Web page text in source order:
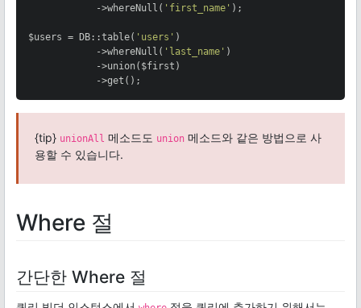
            ->whereNull(
'first_name' );
$users = DB::table( 'users' )
            ->whereNull(
'last_name' )
            ->union($first)
            ->get();
{tip} unionAll 메소드도 union 메소드와 같은 방법으로 사
용할 수 있습니다.
Where 절
간단한 Where 절